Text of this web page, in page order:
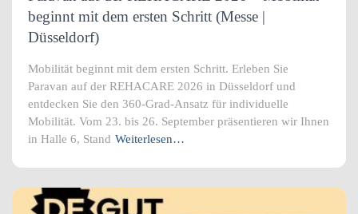
beginnt mit dem ersten Schritt (Messe |
Düsseldorf)
Mobilität beginnt mit dem ersten Schritt. Erleben Sie
Paravan auf der REHACARE 2026 in Düsseldorf und
entdecken Sie den 360-Grad-Ansatz für individuelle
Mobilität. Vom 23. bis 26. September präsentieren wir Ihnen
in Halle 6, Stand Weiterlesen…